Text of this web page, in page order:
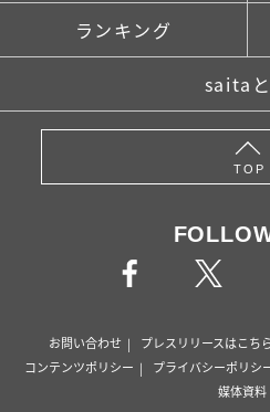
ランキング
saita
TOP
お問い合わせ プレスリリースはこち
コンテンツポリシー
プライバシーポリシ
媒体資料